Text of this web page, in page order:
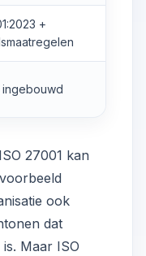
+
27001 kan
ook
dat
Maar ISO